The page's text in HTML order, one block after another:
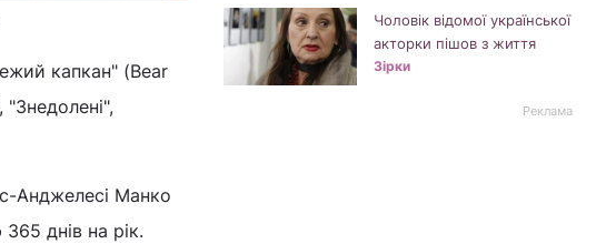
капкан" (Bear
Анджелесі Манко
днів на рік.
Чоловік відомої української
акторки пішов з життя
Зірки
Реклама